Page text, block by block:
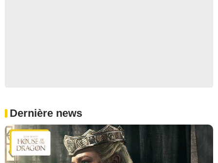
Dernière news